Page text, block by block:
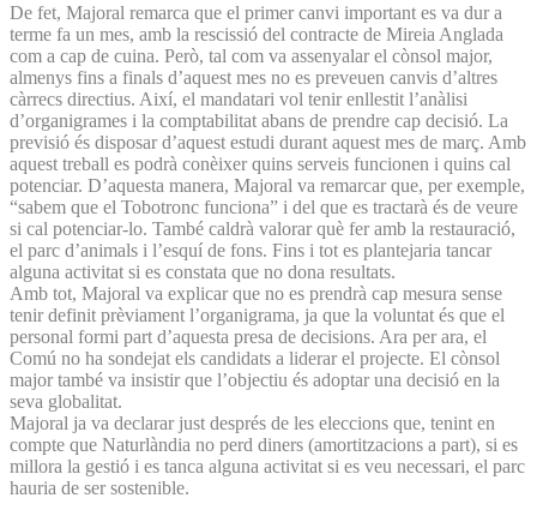
De fet, Majoral remarca que el primer canvi important es va dur a
terme fa un mes, amb la rescissió del contracte de Mireia Anglada
com a cap de cuina. Però, tal com va assenyalar el cònsol major,
almenys fins a finals d’aquest mes no es preveuen canvis d’altres
càrrecs directius. Així, el mandatari vol tenir enllestit l’anàlisi
d’organigrames i la comptabilitat abans de prendre cap decisió. La
previsió és disposar d’aquest estudi durant aquest mes de març. Amb
aquest treball es podrà conèixer quins serveis funcionen i quins cal
potenciar. D’aquesta manera, Majoral va remarcar que, per exemple,
“sabem que el Tobotronc funciona” i del que es tractarà és de veure
si cal potenciar-lo. També caldrà valorar què fer amb la restauració,
el parc d’animals i l’esquí de fons. Fins i tot es plantejaria tancar
alguna activitat si es constata que no dona resultats.
Amb tot, Majoral va explicar que no es prendrà cap mesura sense
tenir definit prèviament l’organigrama, ja que la voluntat és que el
personal formi part d’aquesta presa de decisions. Ara per ara, el
Comú no ha sondejat els candidats a liderar el projecte. El cònsol
major també va insistir que l’objectiu és adoptar una decisió en la
seva globalitat.
Majoral ja va declarar just després de les eleccions que, tenint en
compte que Naturlàndia no perd diners (amortitzacions a part), si es
millora la gestió i es tanca alguna activitat si es veu necessari, el parc
hauria de ser sostenible.